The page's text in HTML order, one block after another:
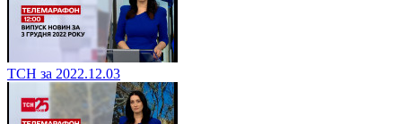
ТСН за 2022.12.03